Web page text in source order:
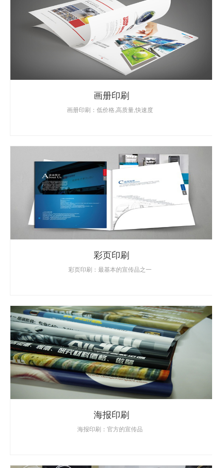
画册印刷
画册印刷：低价格,高质量,快速度
彩页印刷
彩页印刷：最基本的宣传品之一
海报印刷
海报印刷：官方的宣传品